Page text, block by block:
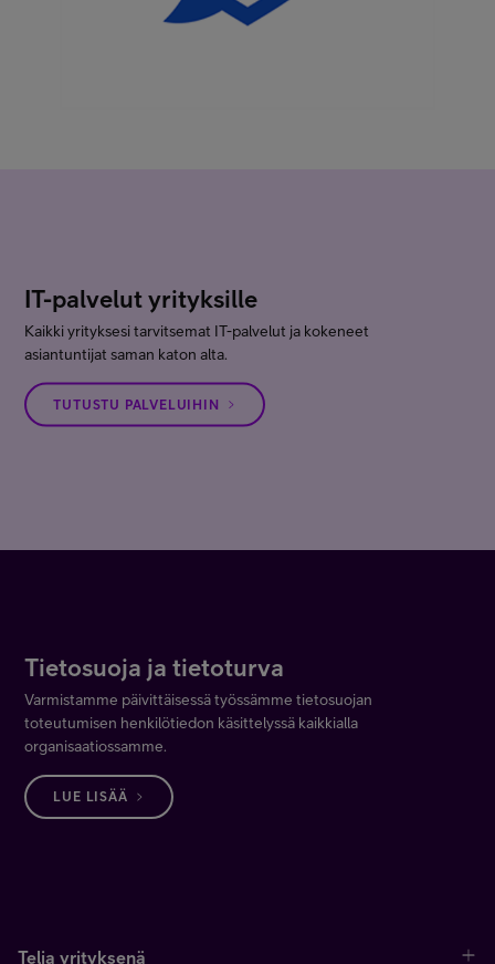
IT-palvelut yrityksille
Kaikki yrityksesi tarvitsemat IT-palvelut ja kokeneet
asiantuntijat saman katon alta.
TUTUSTU PALVELUIHIN
Tietosuoja ja tietoturva
Varmistamme päivittäisessä työssämme tietosuojan
toteutumisen henkilötiedon käsittelyssä kaikkialla
organisaatiossamme.
LUE LISÄÄ
Telia yrityksenä